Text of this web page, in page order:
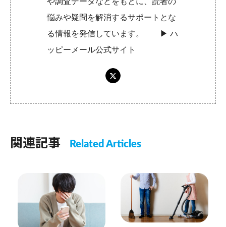
悩みや疑問を解消するサポートとな
る情報を発信しています。 ▶︎ハ
ッピーメール公式サイト
関連記事 Related Articles